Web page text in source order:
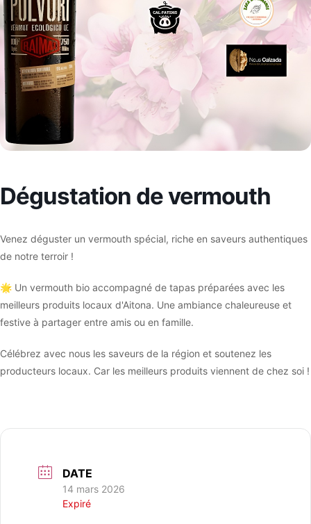
Dégustation de vermouth
Venez déguster un vermouth spécial, riche en saveurs authentiques
de notre terroir !
🌟 Un vermouth bio accompagné de tapas préparées avec les
meilleurs produits locaux d'Aitona. Une ambiance chaleureuse et
festive à partager entre amis ou en famille.
Célébrez avec nous les saveurs de la région et soutenez les
producteurs locaux. Car les meilleurs produits viennent de chez soi !
DATE
14 mars 2026
Expiré